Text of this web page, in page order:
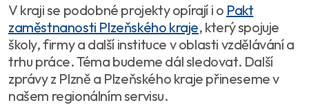
V kraji se podobné projekty opírají i o Pakt
zaměstnanosti Plzeňského kraje, který spojuje
školy, firmy a další instituce v oblasti vzdělávání a
trhu práce. Téma budeme dál sledovat. Další
zprávy z Plzně a Plzeňského kraje přineseme v
našem regionálním servisu.